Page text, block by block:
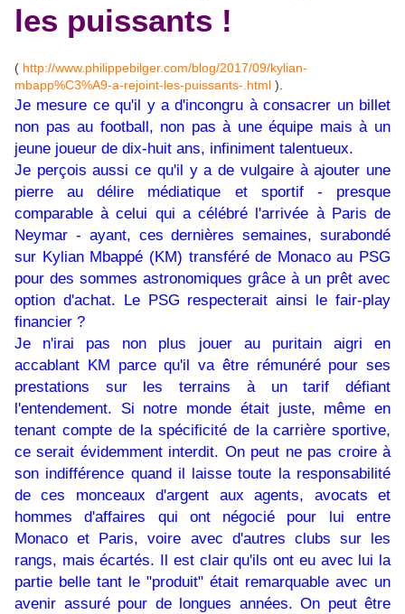
les puissants !
( http://www.philippebilger.com/blog/2017/09/kylian-
mbapp%C3%A9-a-rejoint-les-puissants-.html ).
Je mesure ce qu'il y a d'incongru à consacrer un billet
non pas au football, non pas à une équipe mais à un
jeune joueur de dix-huit ans, infiniment talentueux.
Je perçois aussi ce qu'il y a de vulgaire à ajouter une
pierre au délire médiatique et sportif - presque
comparable à celui qui a célébré l'arrivée à Paris de
Neymar - ayant, ces dernières semaines, surabondé
sur Kylian Mbappé (KM) transféré de Monaco au PSG
pour des sommes astronomiques grâce à un prêt avec
option d'achat. Le PSG respecterait ainsi le fair-play
financier ?
Je n'irai pas non plus jouer au puritain aigri en
accablant KM parce qu'il va être rémunéré pour ses
prestations sur les terrains à un tarif défiant
l'entendement. Si notre monde était juste, même en
tenant compte de la spécificité de la carrière sportive,
ce serait évidemment interdit. On peut ne pas croire à
son indifférence quand il laisse toute la responsabilité
de ces monceaux d'argent aux agents, avocats et
hommes d'affaires qui ont négocié pour lui entre
Monaco et Paris, voire avec d'autres clubs sur les
rangs, mais écartés. Il est clair qu'ils ont eu avec lui la
partie belle tant le "produit" était remarquable avec un
avenir assuré pour de longues années. On peut être